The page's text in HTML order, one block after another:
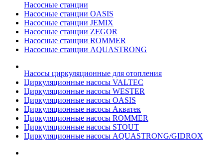
Насосные станции
Насосные станции OASIS
Насосные станции JEMIX
Насосные станции ZEGOR
Насосные станции ROMMER
Насосные станции AQUASTRONG
Насосы циркуляционные для отопления
Циркуляционные насосы VALTEC
Циркуляционные насосы WESTER
Циркуляционные насосы OASIS
Циркуляционные насосы Акватек
Циркуляционные насосы ROMMER
Циркуляционные насосы STOUT
Циркуляционные насосы AQUASTRONG/GIDROX